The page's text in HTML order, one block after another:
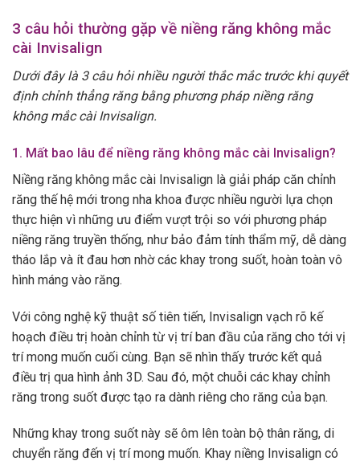
3 câu hỏi thường gặp về niềng răng không mắc
cài Invisalign
Dưới đây là 3 câu hỏi nhiều người thắc mắc trước khi quyết
định chỉnh thẳng răng bằng phương pháp niềng răng
không mắc cài Invisalign.
1. Mất bao lâu để niềng răng không mắc cài Invisalign?
Niềng răng không mắc cài Invisalign là giải pháp căn chỉnh
răng thế hệ mới trong nha khoa được nhiều người lựa chọn
thực hiện vì những ưu điểm vượt trội so với phương pháp
niềng răng truyền thống, như bảo đảm tính thẩm mỹ, dễ dàng
tháo lắp và ít đau hơn nhờ các khay trong suốt, hoàn toàn vô
hình máng vào răng.
Với công nghệ kỹ thuật số tiên tiến, Invisalign vạch rõ kế
hoạch điều trị hoàn chỉnh từ vị trí ban đầu của răng cho tới vị
trí mong muốn cuối cùng. Bạn sẽ nhìn thấy trước kết quả
điều trị qua hình ảnh 3D. Sau đó, một chuỗi các khay chỉnh
răng trong suốt được tạo ra dành riêng cho răng của bạn.
Những khay trong suốt này sẽ ôm lên toàn bộ thân răng, di
chuyển răng đến vị trí mong muốn. Khay niềng Invisalign có